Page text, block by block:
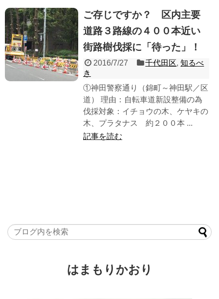
ご存じですか？ 区内主要
道路３路線の４００本近い
街路樹伐採に「待った」！
2016/7/27 千代田区,知るべ
き
①神田警察通り（錦町～神田駅／区
道） 理由：自転車道新設整備の為
伐採対象：イチョウの木、ケヤキの
木、プラタナス 約２００本 ...
記事を読む
はまもりかおり